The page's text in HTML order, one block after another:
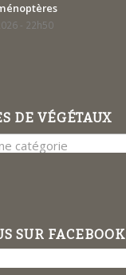
- 22h50
DE VÉGÉTAUX
catégorie
SUR FACEBOOK